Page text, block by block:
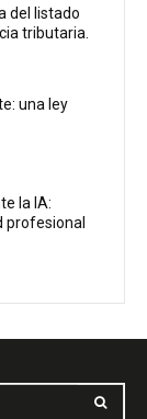
del listado
tributaria.
una ley
la IA:
profesional